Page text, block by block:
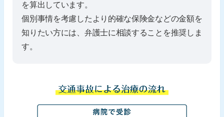
を算出しています。
個別事情を考慮したより的確な保険金などの金額を
知りたい方には、弁護士に相談することを推奨しま
す。